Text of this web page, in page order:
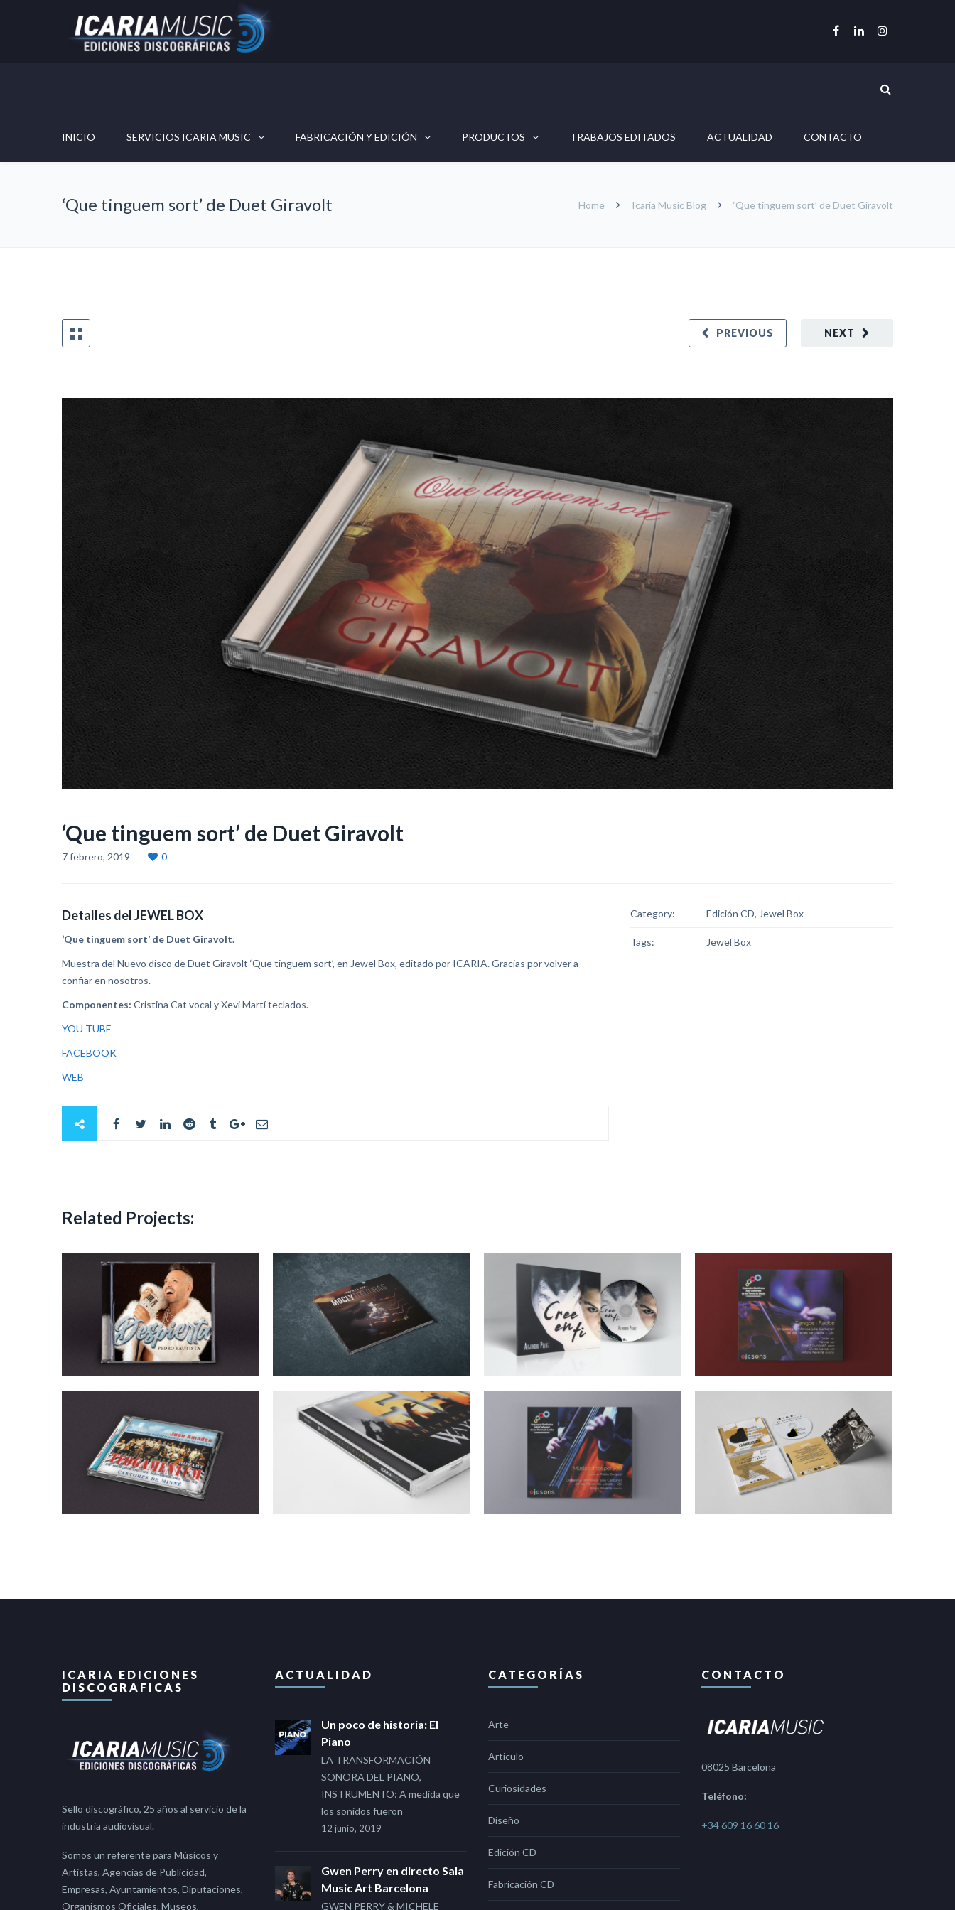
INICIO SERVICIOS ICARIA MUSIC FABRICACIÓN Y EDICIÓN PRODUCTOS TRABAJOS EDITADOS ACTUALIDAD CONTACTO
‘Que tinguem sort’ de Duet Giravolt Home Icaria Music Blog ‘Que tinguem sort’ de Duet Giravolt
NEXT
PREVIOUS
‘Que tinguem sort’ de Duet Giravolt
7 febrero, 2019 0
Detalles del JEWEL BOX
‘Que tinguem sort’ de Duet Giravolt.
Muestra del Nuevo disco de Duet Giravolt ‘Que tinguem sort’, en Jewel Box, editado por ICARIA. Gracias por volver a
confiar en nosotros.
Componentes: Cristina Cat vocal y Xevi Martí teclados.
YOU TUBE
FACEBOOK
WEB
Category: Edición CD, Jewel Box
Tags: Jewel Box
Related Projects:
ICARIA EDICIONES
DISCOGRAFICAS
Sello discográfico, 25 años al servicio de la
industria audiovisual.
Somos un referente para Músicos y
Artistas, Agencias de Publicidad,
Empresas, Ayuntamientos, Diputaciones,
Organismos Oficiales, Museos,
ACTUALIDAD
Un poco de historia: El
Piano
LA TRANSFORMACIÓN
SONORA DEL PIANO,
INSTRUMENTO: A medida que
los sonidos fueron
12 junio, 2019
Gwen Perry en directo Sala
Music Art Barcelona
GWEN PERRY & MICHELE
CATEGORÍAS
Arte
Articulo
Curiosidades
Diseño
Edición CD
Fabricación CD
CONTACTO
08025 Barcelona
Teléfono:
+34 609 16 60 16